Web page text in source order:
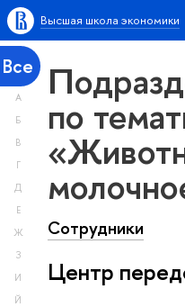
Высшая школа экономики
Все
А
Б
В
Г
Д
Е
Ж
З
И
Й
по
Сотрудники
Центр